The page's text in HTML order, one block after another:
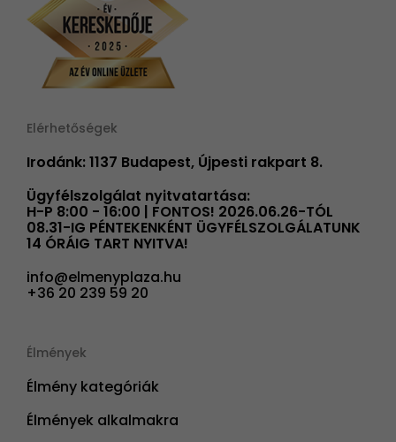
Elérhetőségek
Irodánk: 1137 Budapest, Újpesti rakpart 8.
Ügyfélszolgálat nyitvatartása:
H-P 8:00 - 16:00 | FONTOS! 2026.06.26-TÓL
08.31-IG PÉNTEKENKÉNT ÜGYFÉLSZOLGÁLATUNK
14 ÓRÁIG TART NYITVA!
info@elmenyplaza.hu
+36 20 239 59 20
Élmények
Élmény kategóriák
Élmények alkalmakra